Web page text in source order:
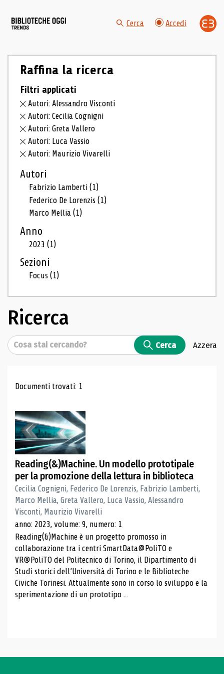
Cerca Accedi
Raffina la ricerca
Filtri applicati
Autori: Alessandro Visconti
Autori: Cecilia Cognigni
Autori: Greta Vallero
Autori: Luca Vassio
Autori: Maurizio Vivarelli
Autori
Fabrizio Lamberti(1)
Federico De Lorenzis(1)
Marco Mellia(1)
Anno
2023(1)
Sezioni
Focus(1)
Ricerca
Cerca Cerca Azzera
Risultati di ricerca
Documenti trovati: 1
Reading(&)Machine. Un modello prototipale
per la promozione della lettura in biblioteca
Cecilia Cognigni, Federico De Lorenzis, Fabrizio Lamberti,
Marco Mellia, Greta Vallero, Luca Vassio, Alessandro
Visconti, Maurizio Vivarelli
anno: 2023, volume: 9, numero: 1
Reading(&)Machine è un progetto promosso in
collaborazione tra i centri SmartData@PoliTO e
VR@PoliTO del Politecnico di Torino, il Dipartimento di
Studi storici dell’Università di Torino e le Biblioteche
Civiche Torinesi. Attualmente sono in corso lo sviluppo e la
sperimentazione di un prototipo ...